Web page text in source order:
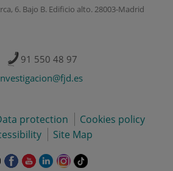
6. Bajo B. Edificio alto. 28003-Madrid
91 550 48 97
protection
Cookies policy
Site Map
This This This This This Link